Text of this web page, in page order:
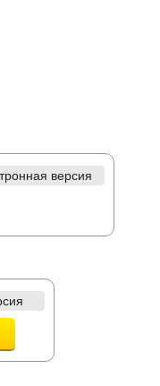
версия